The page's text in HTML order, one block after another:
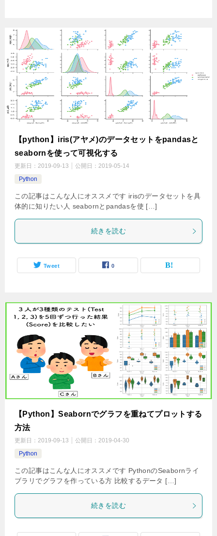
【python】iris(アヤメ)のデータセットをpandasと
seabornを使って可視化する
更新日： 2019-09-13 公開日： 2019-05-14
Python
この記事はこんな人にオススメです irisのデータセットを具
体的に知りたい人 seabornとpandasを使 […]
続きを読む
Tweet 0
【Python】Seabornでグラフを重ねてプロットする
方法
更新日： 2019-09-13 公開日： 2019-04-30
Python
この記事はこんな人にオススメです PythonのSeabornライ
ブラリでグラフを作っている方 比較するデータ […]
続きを読む